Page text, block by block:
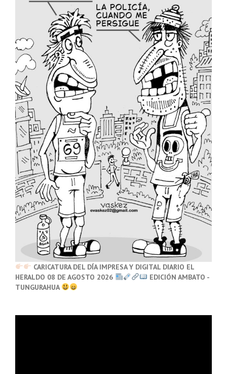
CARICATURA DEL DÍA IMPRESA Y DIGITAL DIARIO EL
HERALDO 08 DE AGOSTO 2026
EDICIÓN AMBATO -
TUNGURAHUA